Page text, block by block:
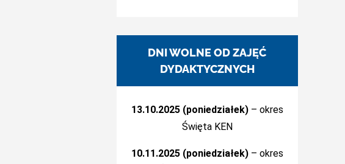
DNI WOLNE OD ZAJĘĆ
DYDAKTYCZNYCH
13.10.2025 (poniedziałek) – okres
Święta KEN
10.11.2025 (poniedziałek)– okres